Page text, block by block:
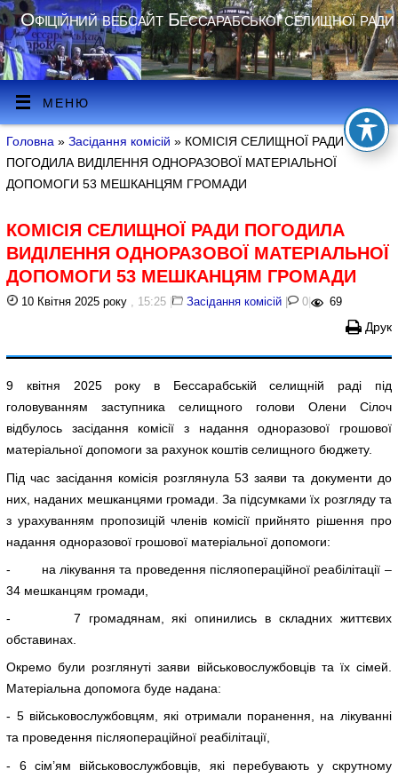
Офіційний вебсайт Бессарабської селищної ради
МЕНЮ
Головна »Засідання комісій » КОМІСІЯ СЕЛИЩНОЇ РАДИ
ПОГОДИЛА ВИДІЛЕННЯ ОДНОРАЗОВОЇ МАТЕРІАЛЬНОЇ
ДОПОМОГИ 53 МЕШКАНЦЯМ ГРОМАДИ
КОМІСІЯ СЕЛИЩНОЇ РАДИ ПОГОДИЛА
ВИДІЛЕННЯ ОДНОРАЗОВОЇ МАТЕРІАЛЬНОЇ
ДОПОМОГИ 53 МЕШКАНЦЯМ ГРОМАДИ
10 Квітня 2025 року , 15:25 | Засідання комісій | 0 | 69
Друк
9 квітня 2025 року в Бессарабській селищній раді під
головуванням заступника селищного голови Олени Сілоч
відбулось засідання комісії з надання одноразової грошової
матеріальної допомоги за рахунок коштів селищного бюджету.
Під час засідання комісія розглянула 53 заяви та документи до
них, наданих мешканцями громади. За підсумками їх розгляду та
з урахуванням пропозицій членів комісії прийнято рішення про
надання одноразової грошової матеріальної допомоги:
- на лікування та проведення післяопераційної реабілітації –
34 мешканцям громади,
- 7 громадянам, які опинились в складних життєвих
обставинах.
Окремо були розглянуті заяви військовослужбовців та їх сімей.
Матеріальна допомога буде надана:
- 5 військовослужбовцям, які отримали поранення, на лікуванні
та проведення післяопераційної реабілітації,
- 6 сім’ям військовослужбовців, які перебувають у скрутному